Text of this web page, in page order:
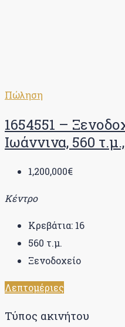
Πώληση
1654551 –
Ιωάννινα, 560
1,200,000€
Κέντρο
Κρεβάτια: 16
560 τ.μ.
Ξενοδοχείο
Λεπτομέριες
Τύπος ακινήτου